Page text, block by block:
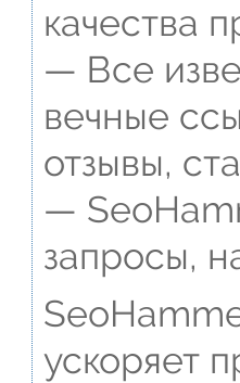
качества
— Все
вечные
отзывы,
—
запросы,
ускоряет